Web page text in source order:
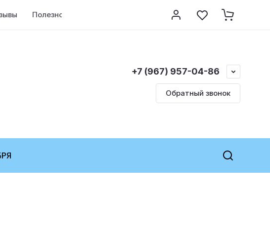
Полезно знать Регистрация
+7 (967) 957-04-86
Обратный звонок